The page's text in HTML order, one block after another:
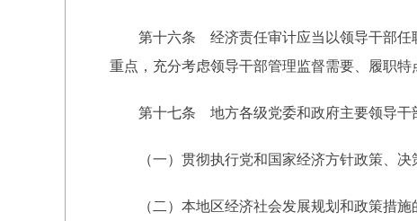
第十六条 经济责任审计应当以领导干部任职
重点，充分考虑领导干部管理监督需要、履职
第十七条 地方各级党委和政府主要领导干部
（一）贯彻执行党和国家经济方针政策、决
（二）本地区经济社会发展规划和政策措施